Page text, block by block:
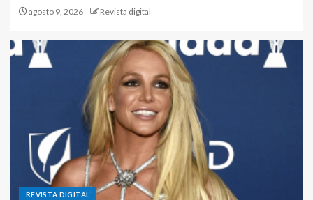
agosto 9, 2026 Revista digital
REVISTA DIGITAL